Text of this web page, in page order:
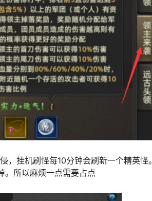
挂机刷怪每10分钟会刷新一个精英怪。
。所以麻烦一点需要占点